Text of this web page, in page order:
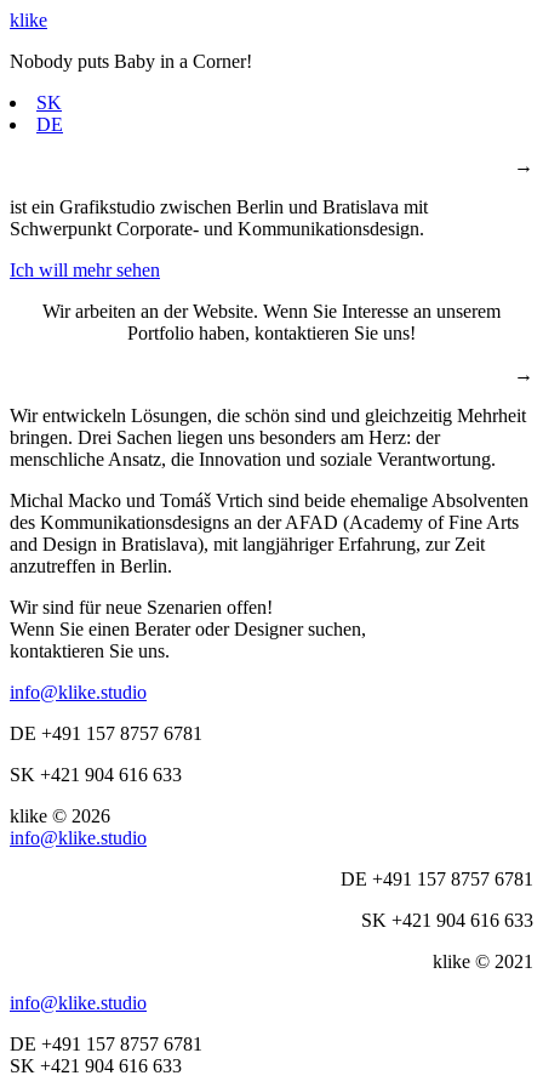
klike
Nobody puts Baby in a Corner!
SK
DE
→
ist ein Grafikstudio zwischen Berlin und Bratislava mit
Schwerpunkt Corporate- und Kommunikationsdesign.
Ich will mehr sehen
Wir arbeiten an der Website. Wenn Sie Interesse an unserem
Portfolio haben, kontaktieren Sie uns!
→
Wir entwickeln Lösungen, die schön sind und gleichzeitig Mehrheit
bringen. Drei Sachen liegen uns besonders am Herz: der
menschliche Ansatz, die Innovation und soziale Verantwortung.
Michal Macko und Tomáš Vrtich sind beide ehemalige Absolventen
des Kommunikationsdesigns an der AFAD (Academy of Fine Arts
and Design in Bratislava), mit langjähriger Erfahrung, zur Zeit
anzutreffen in Berlin.
Wir sind für neue Szenarien offen!
Wenn Sie einen Berater oder Designer suchen,
kontaktieren Sie uns.
info@klike.studio
DE +491 157 8757 6781
SK +421 904 616 633
klike © 2026
info@klike.studio
DE +491 157 8757 6781
SK +421 904 616 633
klike © 2021
info@klike.studio
DE +491 157 8757 6781
SK +421 904 616 633